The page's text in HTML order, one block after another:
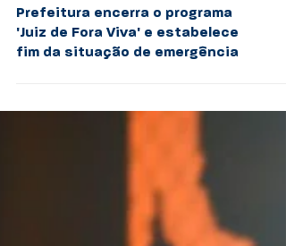
Prefeitura encerra o programa
'Juiz de Fora Viva' e estabelece
fim da situação de emergência